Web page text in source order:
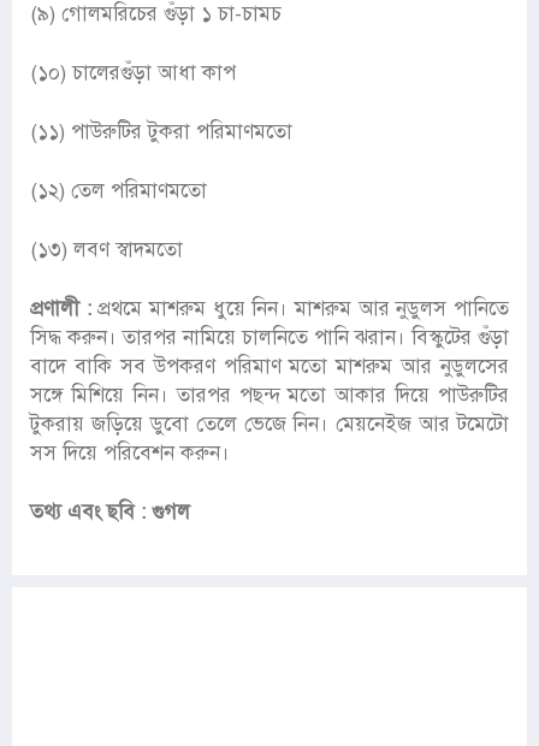
(৯) গোলমরিচের গুঁড়া ১ চা-চামচ
(১০) চালেরগুঁড়া আধা কাপ
(১১) পাউরুটির টুকরা পরিমাণমতো
(১২) তেল পরিমাণমতো
(১৩) লবণ স্বাদমতো
প্রণালী :প্রথমে মাশরুম ধুয়ে নিন। মাশরুম আর নুডুলস পানিতে
সিদ্ধ করুন। তারপর নামিয়ে চালনিতে পানি ঝরান। বিস্কুটের গুঁড়া
বাদে বাকি সব উপকরণ পরিমাণ মতো মাশরুম আর নুডুলসের
সঙ্গে মিশিয়ে নিন। তারপর পছন্দ মতো আকার দিয়ে পাউরুটির
টুকরায় জড়িয়ে ডুবো তেলে ভেজে নিন। মেয়নেইজ আর টমেটো
সস দিয়ে পরিবেশন করুন।
তথ্য এবং ছবি : গুগল